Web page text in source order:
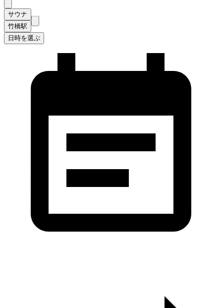
サウナ
竹橋駅
日時を選ぶ